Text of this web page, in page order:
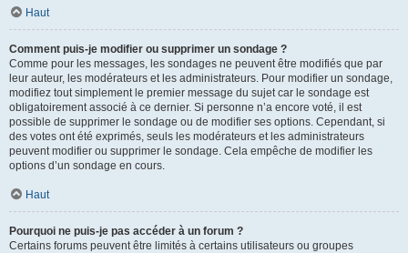
Haut
Comment puis-je modifier ou supprimer un sondage ?
Comme pour les messages, les sondages ne peuvent être modifiés que par
leur auteur, les modérateurs et les administrateurs. Pour modifier un sondage,
modifiez tout simplement le premier message du sujet car le sondage est
obligatoirement associé à ce dernier. Si personne n’a encore voté, il est
possible de supprimer le sondage ou de modifier ses options. Cependant, si
des votes ont été exprimés, seuls les modérateurs et les administrateurs
peuvent modifier ou supprimer le sondage. Cela empêche de modifier les
options d’un sondage en cours.
Haut
Pourquoi ne puis-je pas accéder à un forum ?
Certains forums peuvent être limités à certains utilisateurs ou groupes